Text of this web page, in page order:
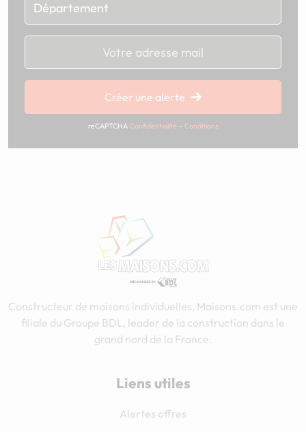
Chargement...
Créer une alerte
reCAPTCHA Confidentialité - Conditions
Constructeur de maisons individuelles, Maisons.com est une
filiale du Groupe BDL, leader de la construction dans le
grand nord de la France.
Liens utiles
Alertes offres